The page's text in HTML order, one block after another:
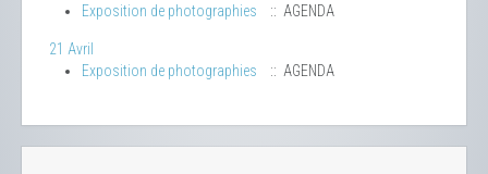
Exposition de photographies
:: AGENDA
21 Avril
Exposition de photographies
:: AGENDA